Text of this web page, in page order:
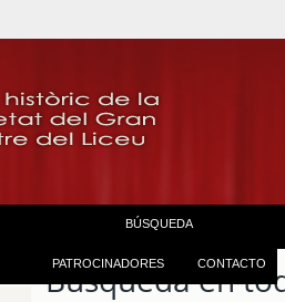
BÚSQUEDA
PATROCINADORES CONTACTO
Búsqueda en